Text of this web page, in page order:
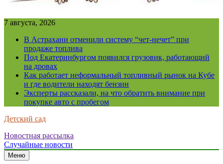
7 августа, 2026
В Астрахани отменили систему “чет-нечет” при
продаже топлива
Под Екатеринбургом появился грузовик, работающий
на дровах
Как работает неформальный топливный рынок на Кубе
и где водители находят бензин
Эксперты рассказали, на что обратить внимание при
покупке авто с пробегом
Детский сад
Новостная рассылка
Случайные новости
Меню